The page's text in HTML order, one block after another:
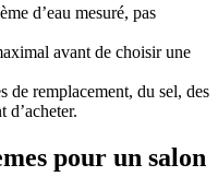
d’eau mesuré, pas
avant de choisir une
de remplacement, du sel, des
d’acheter.
pour un salon